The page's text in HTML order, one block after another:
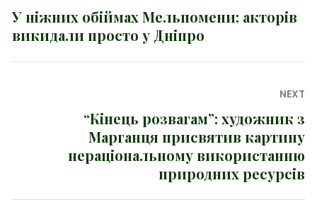
записів
Previous
post:
У ніжних обіймах Мельпомени: акторів
викидали просто у Дніпро
NEXT
“Кінець розвагам”: художник з
Марганця присвятив картину
нераціональному використанню
природних ресурсів